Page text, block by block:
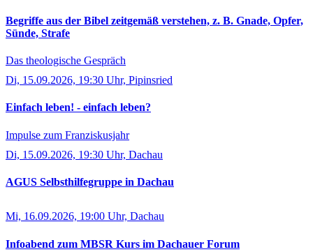
Begriffe aus der Bibel zeitgemäß verstehen, z. B. Gnade, Opfer,
Sünde, Strafe
Das theologische Gespräch
Di, 15.09.2026, 19:30 Uhr, Pipinsried
Einfach leben! - einfach leben?
Impulse zum Franziskusjahr
Di, 15.09.2026, 19:30 Uhr, Dachau
AGUS Selbsthilfegruppe in Dachau
Mi, 16.09.2026, 19:00 Uhr, Dachau
Infoabend zum MBSR Kurs im Dachauer Forum